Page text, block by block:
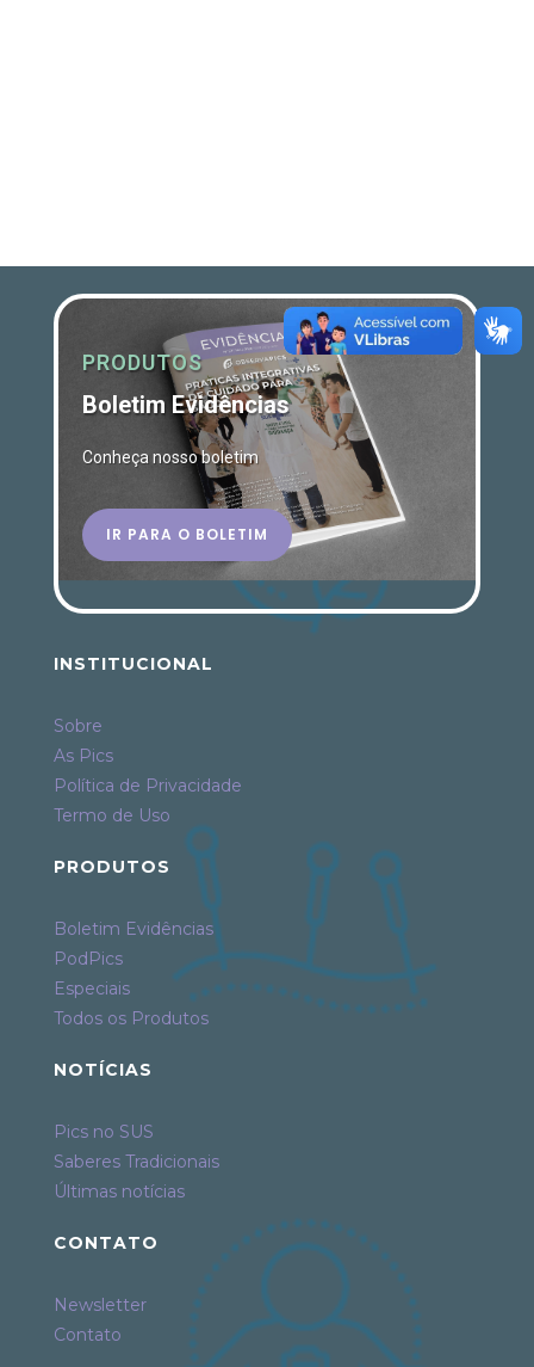
PRODUTOS
Boletim Evidências
Conheça nosso boletim
IR PARA O BOLETIM
INSTITUCIONAL
Sobre
As Pics
Política de Privacidade
Termo de Uso
PRODUTOS
Boletim Evidências
PodPics
Especiais
Todos os Produtos
NOTÍCIAS
Pics no SUS
Saberes Tradicionais
Últimas notícias
CONTATO
Newsletter
Contato